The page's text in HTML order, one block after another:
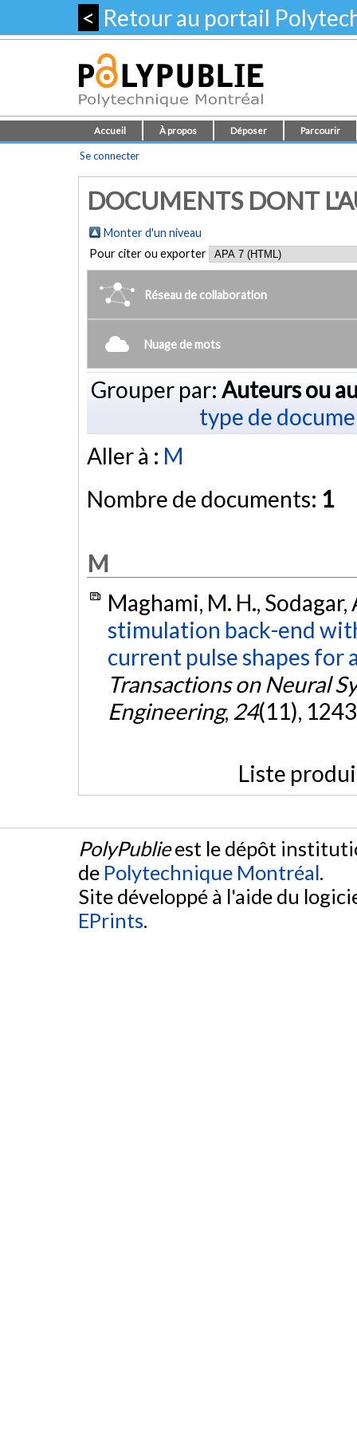
< Retour au portail
Accueil À propos Déposer Parcourir
Se connecter
DOCUMENTS DONT
Monter d'un niveau
Pour citer ou exporter
Réseau de collaboration
Nuage de mots
Grouper par: Auteurs ou
type de
Aller à : M
Nombre de documents: 1
M
Maghami, M. H.,
stimulation back-end
current pulse shapes for
Transactions on Neural
Engineering, 24(11),
Liste
PolyPublieest le dépôt
de Polytechnique Montréal.
Site développé à l'aide du
EPrints.